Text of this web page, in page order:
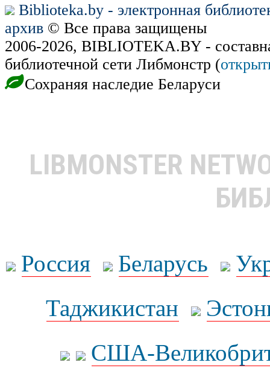
Biblioteka.by - электронная
архив © Все права защищены
2006-2026, BIBLIOTEKA.BY -
библиотечной сети Либмонстр (
Сохраняя наследие Беларуси
LIBMONSTER
Россия Беларусь
Таджикистан
США-